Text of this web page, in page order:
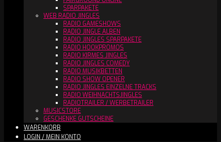
SPARPAKETE
WEB RADIO JINGLES
RADIO GAMESHOWS
RADIO JINGLE ALBEN
RADIO JINGLES SPARPAKETE
RADIO HOOKPROMOS
RADIO KIRMES JINGLES
RADIO JINGLES COMEDY
RADIO MUSIKBETTEN
RADIO SHOW OPENER
RADIO JINGLES EINZELNE TRACKS
RADIO WEIHNACHTSJINGLES
RADIOTRAILER / WERBETRAILER
MUSICSTORE
GESCHENKE GUTSCHEINE
WARENKORB
LOGIN / MEIN KONTO